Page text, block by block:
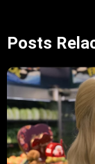
Posts